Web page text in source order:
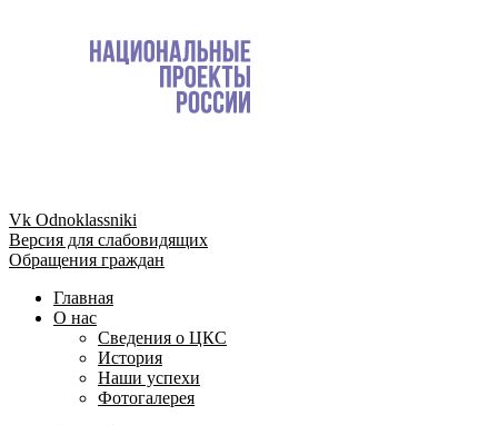
Vk Odnoklassniki
Версия для слабовидящих
Обращения граждан
Главная
О нас
Сведения о ЦКС
История
Наши успехи
Фотогалерея